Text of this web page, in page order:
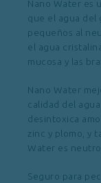
Nano Water es
que el agua del
pequeños al
el agua
mucosa y las
Nano Water
calidad del
desintoxica
zinc y plomo, y
Water es
Seguro para